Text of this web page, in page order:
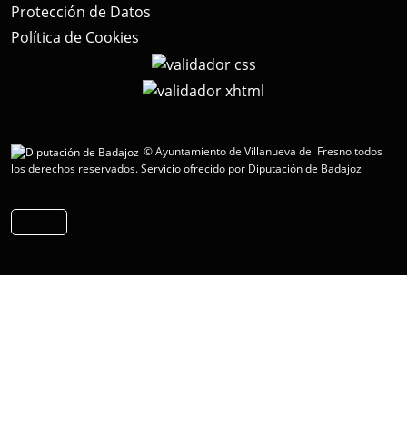
Protección de Datos
Política de Cookies
© Ayuntamiento de Villanueva del Fresno todos
los derechos reservados.Servicio ofrecido por Diputación de Badajoz